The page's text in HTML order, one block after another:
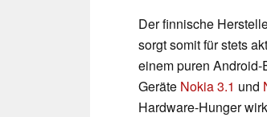
Der finnische
sorgt somit für stets
einem puren
Geräte Nokia 3.1 und
Hardware-Hunger